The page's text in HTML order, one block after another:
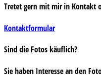
Tretet gern mit mir in Kontakt
Kontaktformular
Sind die Fotos käuflich?
Sie haben Interesse an den